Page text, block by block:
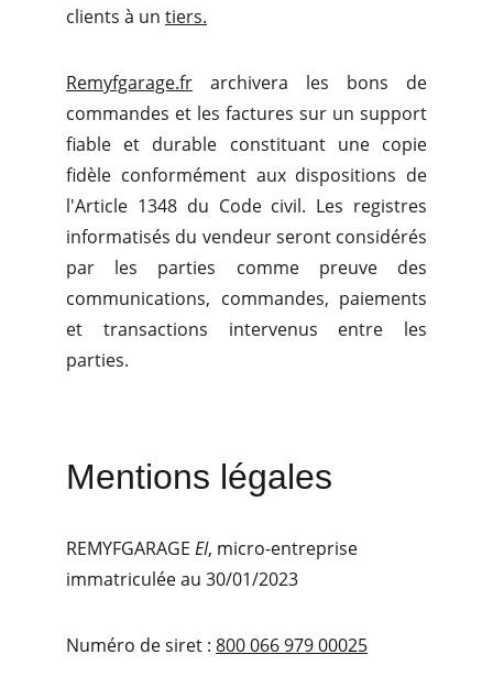
clients à un tiers.
Remyfgarage.fr archivera les bons de
commandes et les factures sur un support
fiable et durable constituant une copie
fidèle conformément aux dispositions de
l'Article 1348 du Code civil. Les registres
informatisés du vendeur seront considérés
par les parties comme preuve des
communications, commandes, paiements
et transactions intervenus entre les
parties.
Mentions légales
REMYFGARAGE EI, micro-entreprise
immatriculée au 30/01/2023
Numéro de siret : 800 066 979 00025